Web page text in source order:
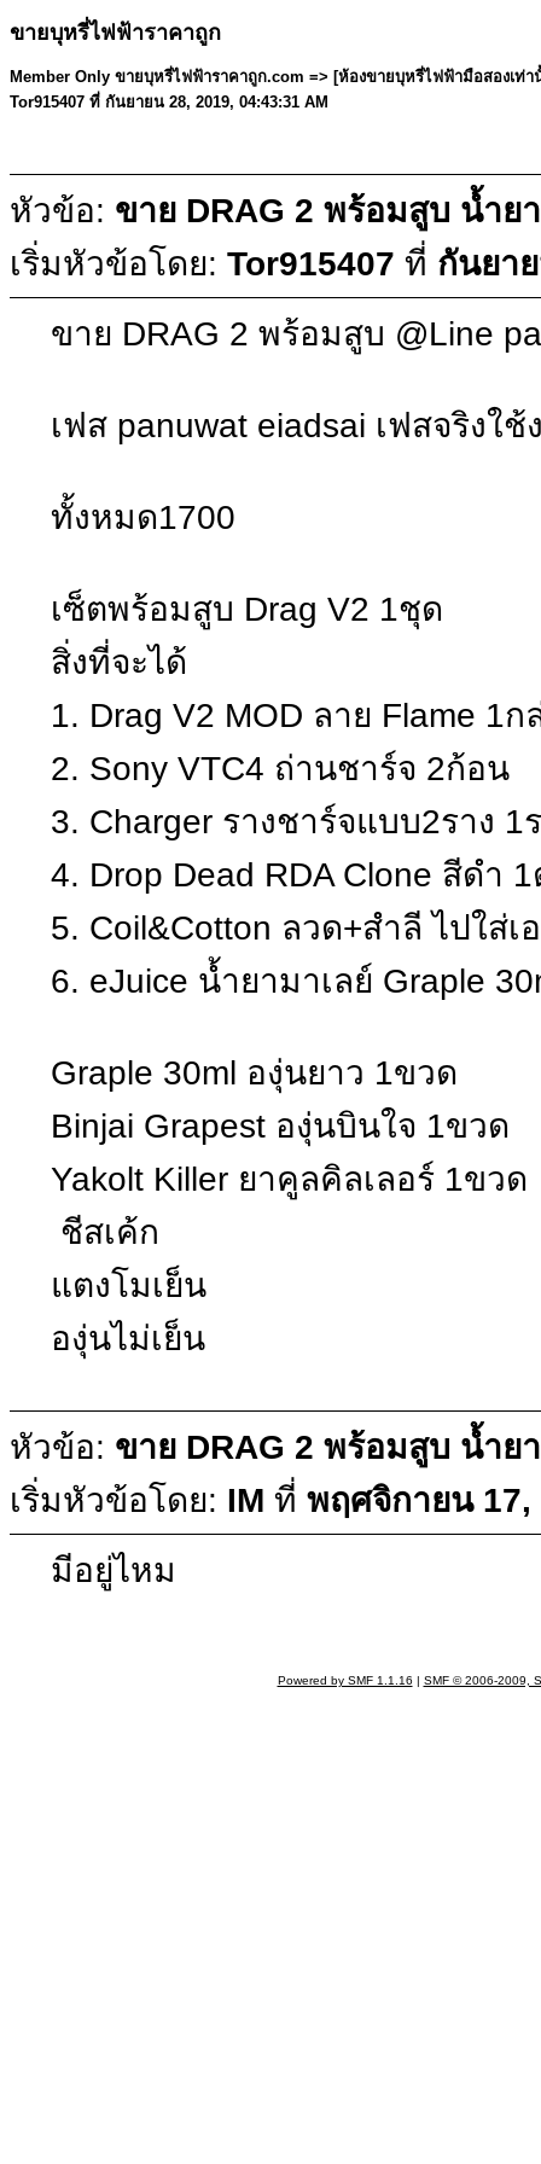
ขายบุหรี่ไฟฟ้าราคาถูก
Member Only ขายบุหรี่ไฟฟ้าราคาถูก.com => [ห้องขายบุหรี่ไฟฟ้ามือสองเท่
Tor915407 ที่ กันยายน 28, 2019, 04:43:31 AM
หัวข้อ: ขาย DRAG 2 พร้อมสูบ น้ำ
เริ่มหัวข้อโดย: Tor915407 ที่ กันยา
ขาย DRAG 2 พร้อมสูบ @Line
เฟส panuwat eiadsai เฟสจริงใ
ทั้งหมด1700
เซ็ตพร้อมสูบ Drag V2 1ชุด
สิ่งที่จะได้
1. Drag V2 MOD ลาย Flame 1ก
2. Sony VTC4 ถ่านชาร์จ 2ก้อน
3. Charger รางชาร์จแบบ2ราง 1
4. Drop Dead RDA Clone สีดำ
5. Coil&Cotton ลวด+สำลี ไปใส่เ
6. eJuice น้ำยามาเลย์ Graple
Graple 30ml องุ่นยาว 1ขวด
Binjai Grapest องุ่นบินใจ 1ขวด
Yakolt Killer ยาคูลคิลเลอร์ 1ขวด
ชีสเค้ก
แตงโมเย็น
องุ่นไม่เย็น
หัวข้อ: ขาย DRAG 2 พร้อมสูบ น้ำ
เริ่มหัวข้อโดย: IM ที่ พฤศจิกายน 17,
มีอยู่ไหม
Powered by SMF 1.1.16 | SMF © 2006-2009,